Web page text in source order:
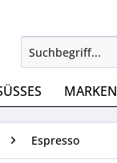
MARKEN
Espresso